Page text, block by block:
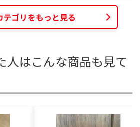
テゴリをもっと見る
人はこんな商品も見て